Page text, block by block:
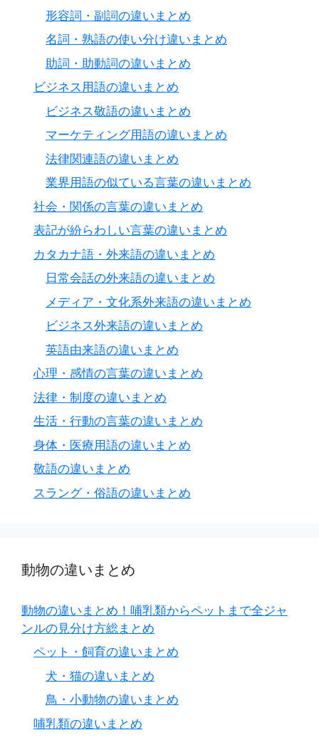
形容詞・副詞の違いまとめ
名詞・熟語の使い分け違いまとめ
助詞・助動詞の違いまとめ
ビジネス用語の違いまとめ
ビジネス敬語の違いまとめ
マーケティング用語の違いまとめ
法律関連語の違いまとめ
業界用語の似ている言葉の違いまとめ
社会・関係の言葉の違いまとめ
表記が紛らわしい言葉の違いまとめ
カタカナ語・外来語の違いまとめ
日常会話の外来語の違いまとめ
メディア・文化系外来語の違いまとめ
ビジネス外来語の違いまとめ
英語由来語の違いまとめ
心理・感情の言葉の違いまとめ
法律・制度の違いまとめ
生活・行動の言葉の違いまとめ
身体・医療用語の違いまとめ
敬語の違いまとめ
スラング・俗語の違いまとめ
動物の違いまとめ
動物の違いまとめ！哺乳類からペットまで全ジャ
ンルの見分け方総まとめ
ペット・飼育の違いまとめ
犬・猫の違いまとめ
鳥・小動物の違いまとめ
哺乳類の違いまとめ